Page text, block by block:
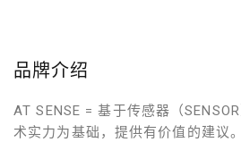
品牌介绍
AT SENSE = 基于传感器（
术实力为基础，提供有价值的建议